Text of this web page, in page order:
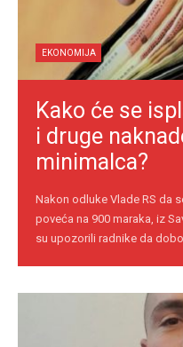
EKONOMIJA
Kako će se
i druge
minimalca?
Nakon odluke Vlade RS da
poveća na 900 maraka, iz
su upozorili radnike da